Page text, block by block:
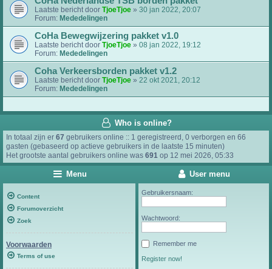
Laatste bericht door TjoeTjoe » 30 jan 2022, 20:07
Forum: Mededelingen
CoHa Bewegwijzering pakket v1.0
Laatste bericht door TjoeTjoe » 08 jan 2022, 19:12
Forum: Mededelingen
Coha Verkeersborden pakket v1.2
Laatste bericht door TjoeTjoe » 22 okt 2021, 20:12
Forum: Mededelingen
Who is online?
In totaal zijn er 67 gebruikers online :: 1 geregistreerd, 0 verborgen en 66
gasten (gebaseerd op actieve gebruikers in de laatste 15 minuten)
Het grootste aantal gebruikers online was 691 op 12 mei 2026, 05:33
Menu
Content
Forumoverzicht
Zoek
Voorwaarden
Terms of use
User menu
Gebruikersnaam:
Wachtwoord:
Remember me
Register now!